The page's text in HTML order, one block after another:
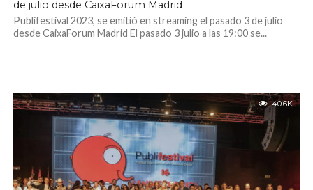
de julio desde CaixaForum Madrid
Publifestival 2023, se emitió en streaming el pasado 3 de julio
desde CaixaForum Madrid El pasado 3 julio a las 19:00 se...
40.6K